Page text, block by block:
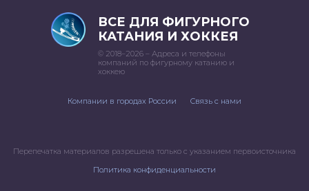
ВСЕ ДЛЯ ФИГУРНОГО
КАТАНИЯ И ХОККЕЯ
© 2018–2026 – Адреса и телефоны
компаний по фигурному катанию и
хоккею
Компании в городах России Связь с нами
Перепечатка материалов разрешена только с указанием первоисточника
Политика конфиденциальности